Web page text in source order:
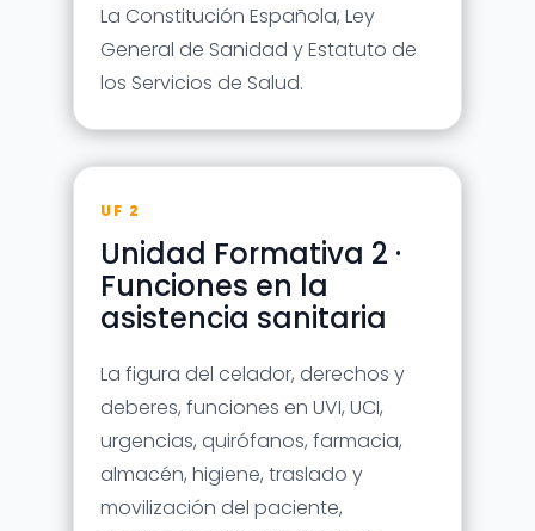
La Constitución Española, Ley
General de Sanidad y Estatuto de
los Servicios de Salud.
UF 2
Unidad Formativa 2 ·
Funciones en la
asistencia sanitaria
La figura del celador, derechos y
deberes, funciones en UVI, UCI,
urgencias, quirófanos, farmacia,
almacén, higiene, traslado y
movilización del paciente,